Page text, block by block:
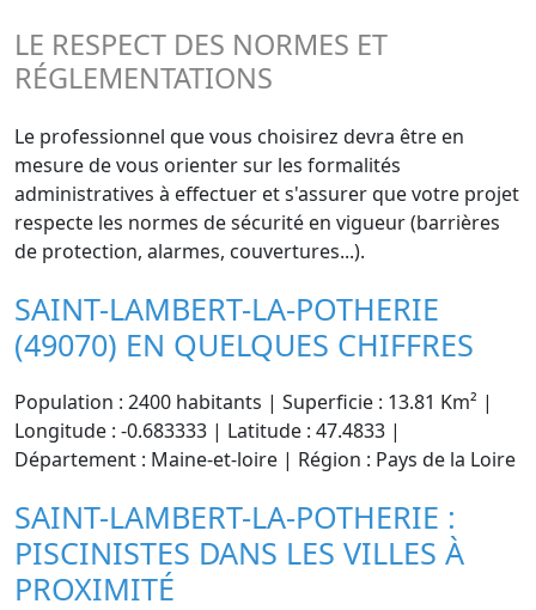
LE RESPECT DES NORMES ET
RÉGLEMENTATIONS
Le professionnel que vous choisirez devra être en
mesure de vous orienter sur les formalités
administratives à effectuer et s'assurer que votre projet
respecte les normes de sécurité en vigueur (barrières
de protection, alarmes, couvertures...).
SAINT-LAMBERT-LA-POTHERIE
(49070) EN QUELQUES CHIFFRES
Population : 2400 habitants | Superficie : 13.81 Km² |
Longitude : -0.683333 | Latitude : 47.4833 |
Département : Maine-et-loire | Région : Pays de la Loire
SAINT-LAMBERT-LA-POTHERIE :
PISCINISTES DANS LES VILLES À
PROXIMITÉ